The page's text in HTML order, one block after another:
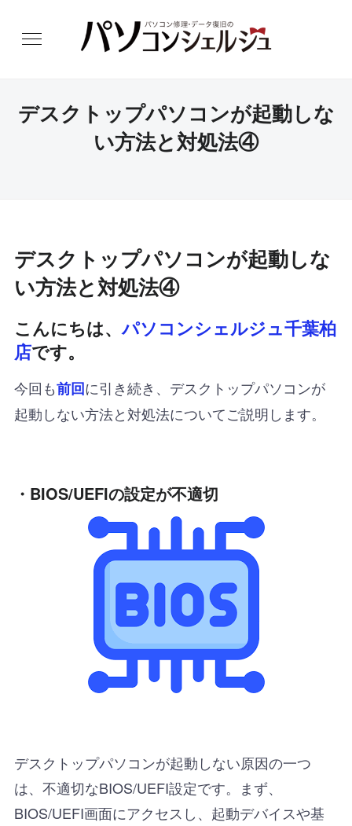
デスクトップパソコンが起動しな
い方法と対処法④
デスクトップパソコンが起動しな
い方法と対処法④
こんにちは、パソコンシェルジュ千葉柏
店です。
今回も前回に引き続き、デスクトップパソコンが
起動しない方法と対処法についてご説明します。
・BIOS/UEFIの設定が不適切
デスクトップパソコンが起動しない原因の一つ
は、不適切なBIOS/UEFI設定です。まず、
BIOS/UEFI画面にアクセスし、起動デバイスや基